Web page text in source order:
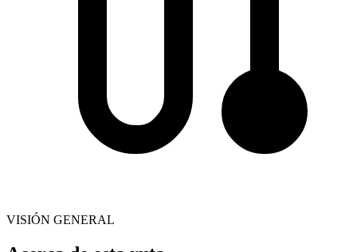
VISIÓN GENERAL